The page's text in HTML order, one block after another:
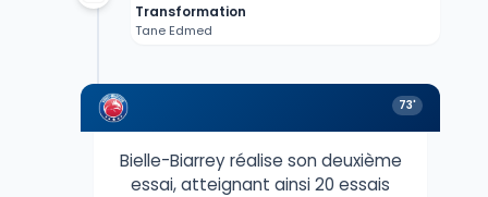
Transformation
Tane Edmed
73'
Bielle-Biarrey réalise son deuxième
essai, atteignant ainsi 20 essais